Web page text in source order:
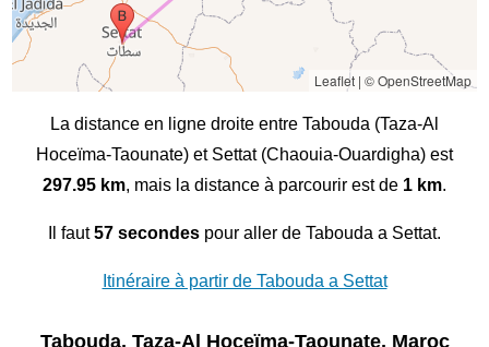
Leaflet| © OpenStreetMap
La distance en ligne droite entre Tabouda (Taza-Al
Hoceïma-Taounate) et Settat (Chaouia-Ouardigha) est
297.95 km, mais la distance à parcourir est de 1 km.
Il faut57 secondes pour aller de Tabouda a Settat.
Itinéraire à partir de Tabouda a Settat
Tabouda, Taza-Al Hoceïma-Taounate, Maroc